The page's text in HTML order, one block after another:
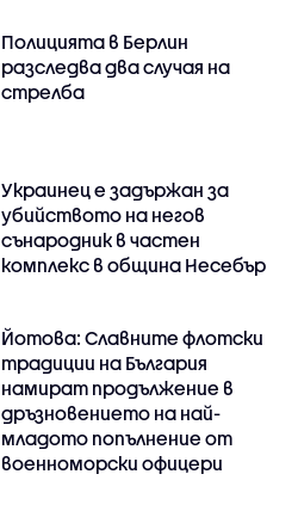
Полицията в Берлин
разследва два случая на
стрелба
Украинец е задържан за
убийството на негов
сънародник в частен
комплекс в община Несебър
Йотова: Славните флотски
традиции на България
намират продължение в
дръзновението на най-
младото попълнение от
военноморски офицери